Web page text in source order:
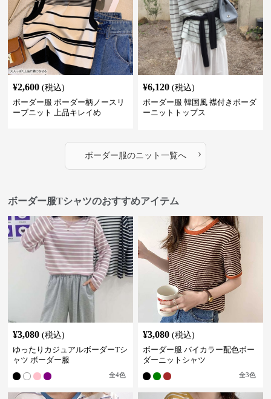
¥2,600 (税込)
ボーダー服 ボーダー柄ノースリ
ーブニット 上品キレイめ
¥6,120 (税込)
ボーダー服 韓国風 襟付きボーダ
ーニットトップス
ボーダー服のニット 一覧へ ›
ボーダー服Tシャツのおすすめアイテム
¥3,080 (税込)
ゆったりカジュアルボーダーTシ
ャツ ボーダー服
全4色
¥3,080 (税込)
ボーダー服 バイカラー配色ボー
ダーニットシャツ
全3色